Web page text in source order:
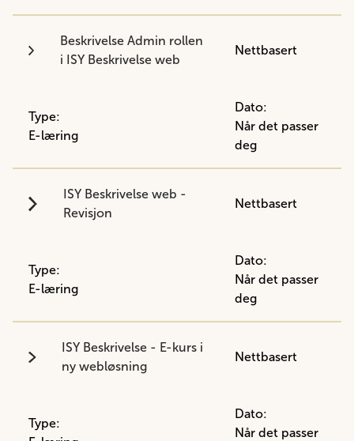
Beskrivelse Admin rollen
i ISY Beskrivelse web
Nettbasert
Type:
E-læring
Dato:
Når det passer
deg
ISY Beskrivelse web -
Revisjon
Nettbasert
Type:
E-læring
Dato:
Når det passer
deg
ISY Beskrivelse - E-kurs i
ny webløsning
Nettbasert
Type:
Dato:
Når det passer